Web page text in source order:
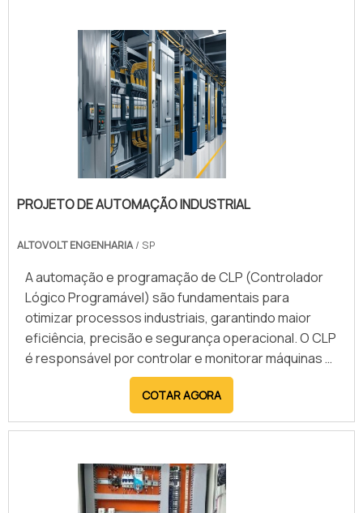
qualidade.Características importantes do
quadroEsse tipo de quadro é real.
PROJETO DE AUTOMAÇÃO INDUSTRIAL
ALTOVOLT ENGENHARIA/ SP
A automação e programação de CLP (Controlador
Lógico Programável) são fundamentais para
otimizar processos industriais, garantindo maior
eficiência, precisão e segurança operacional. O CLP
é responsável por controlar e monitorar máquinas e
sistemas automatizados, reduzindo a necessidade
de intervenção manual e minimizando falhas. A
programação personalizada permite a adaptação
cada aplicação, proporcionando maior flexibilidade e
desempenho. Além disso, o CLP pode ser integrado
a IHMs e redes industriais, facilitando a comunicação
COTAR AGORA